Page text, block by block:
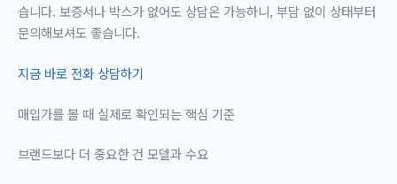
습니다. 보증서나 박스가 없어도 상담은 가능하니, 부담 없이 상태부터
문의해보셔도 좋습니다.
지금 바로 전화 상담하기
매입가를 볼 때 실제로 확인되는 핵심 기준
브랜드보다 더 중요한 건 모델과 수요